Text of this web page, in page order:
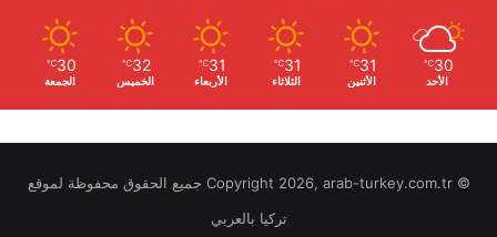
30
℃
الأحد
31
℃
الأثنين
31
℃
الثلاثاء
31
℃
الأربعاء
32
℃
الخميس
30
℃
الجمعة
© Copyright 2026, arab-turkey.com.tr جميع الحقوق محفوظة لموقع
تركيا بالعربي